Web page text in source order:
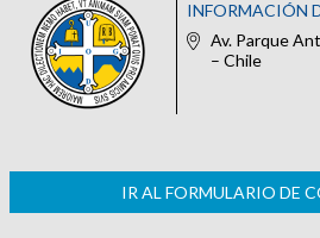
INFORMACIÓN
Av. Parque
– Chile
IR AL FORMULARIO DE